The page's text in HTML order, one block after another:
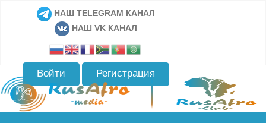
НАШ TELEGRAM КАНАЛ
НАШ VK КАНАЛ
Войти Регистрация